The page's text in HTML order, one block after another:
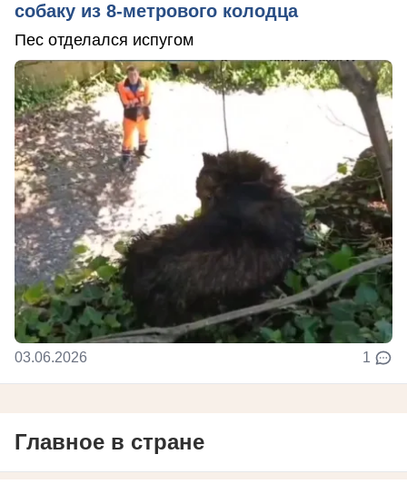
собаку из 8-метрового колодца
Пес отделался испугом
03.06.2026 1
Главное в стране